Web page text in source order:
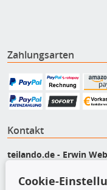
Zahlungsarten
Kontakt
teilando.de - Erwin
85376 Hetzenhausen
Cookie-